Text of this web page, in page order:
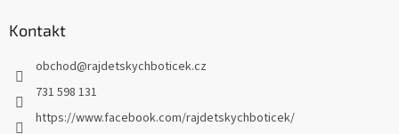
Kontakt
obchod@rajdetskychboticek.cz
731 598 131
https://www.facebook.com/rajdetskychboticek/